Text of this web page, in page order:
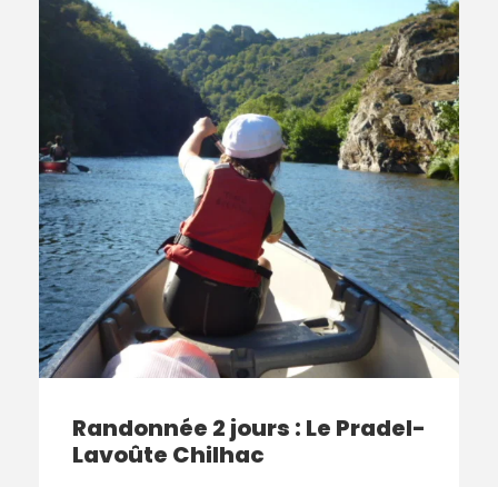
Randonnée 2 jours : Le Pradel-
Lavoûte Chilhac